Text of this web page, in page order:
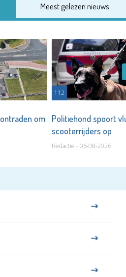
Meest gelezen nieuws
om
112
Politiehond spoort
scooterrijders op
Redactie - 06-08-2026